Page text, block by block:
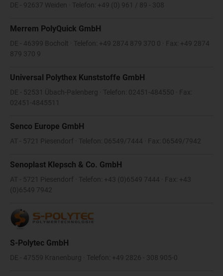
DE - 92637 Weiden · Telefon: +49 (0) 961 / 89 - 308
Merrem PolyQuick GmbH
DE - 46399 Bocholt · Telefon: +49 2874 879 370 0 · Fax: +49 2874
879 370 9
Universal Polythex Kunststoffe GmbH
DE - 52531 Übach-Palenberg · Telefon: 02451-484550 · Fax:
02451-4845511
Senco Europe GmbH
AT - 5721 Piesendorf · Telefon: 06549/7444 · Fax: 06549/7942
Senoplast Klepsch & Co. GmbH
AT - 5721 Piesendorf · Telefon: +43 (0)6549 7444 · Fax: +43
(0)6549 7942
S-Polytec GmbH
DE - 47559 Kranenburg · Telefon: +49 2826 - 308 905-0